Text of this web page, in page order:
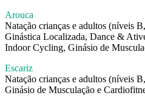
Arouca
Natação crianças e adultos (níveis
Ginástica Localizada, Dance &
Indoor Cycling, Ginásio de
Escariz
Natação crianças e adultos (níveis
Ginásio de Musculação e